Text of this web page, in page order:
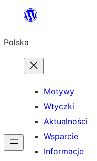
Przejdź
treści
Polska
Motywy
Wtyczki
Aktualności
Wsparcie
Informacje